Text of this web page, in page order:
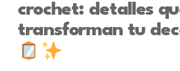
crochet: detalles
transforman tu